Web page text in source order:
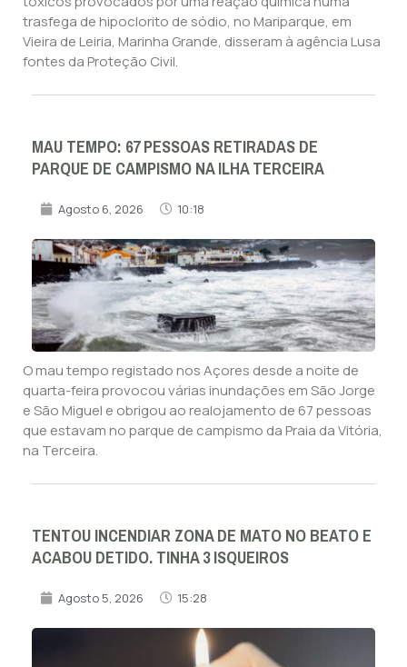
trasfega de hipoclorito de sódio, no Mariparque, em
Vieira de Leiria, Marinha Grande, disseram à agência Lusa
fontes da Proteção Civil.
MAU TEMPO: 67 PESSOAS RETIRADAS DE
PARQUE DE CAMPISMO NA ILHA TERCEIRA
Agosto 6, 2026 10:18
O mau tempo registado nos Açores desde a noite de
quarta-feira provocou várias inundações em São Jorge
e São Miguel e obrigou ao realojamento de 67 pessoas
que estavam no parque de campismo da Praia da Vitória,
na Terceira.
TENTOU INCENDIAR ZONA DE MATO NO BEATO E
ACABOU DETIDO. TINHA 3 ISQUEIROS
Agosto 5, 2026 15:28